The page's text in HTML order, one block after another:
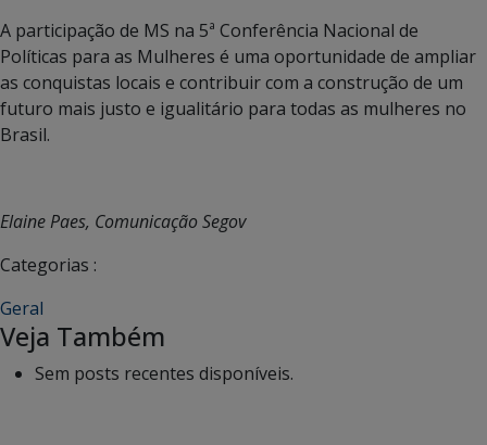
A participação de MS na 5ª Conferência Nacional de
Políticas para as Mulheres é uma oportunidade de ampliar
as conquistas locais e contribuir com a construção de um
futuro mais justo e igualitário para todas as mulheres no
Brasil.
Elaine Paes, Comunicação Segov
Categorias :
Geral
Veja Também
Sem posts recentes disponíveis.